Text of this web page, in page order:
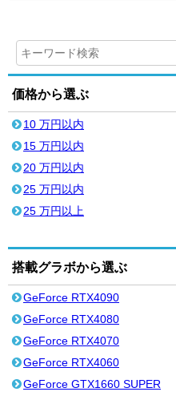
価格から選ぶ
10 万円以内
15 万円以内
20 万円以内
25 万円以内
25 万円以上
搭載グラボから選ぶ
GeForce RTX4090
GeForce RTX4080
GeForce RTX4070
GeForce RTX4060
GeForce GTX1660 SUPER